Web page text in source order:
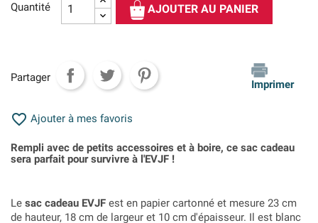
Quantité AJOUTER AU PANIER
Partager
Imprimer
 Ajouter à mes favoris
Rempli avec de petits accessoires et à boire, ce sac cadeau
sera parfait pour survivre à l'EVJF !
Le sac cadeau EVJF est en papier cartonné et mesure 23 cm
de hauteur, 18 cm de largeur et 10 cm d'épaisseur. Il est blanc